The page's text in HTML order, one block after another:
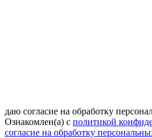
даю согласие на обработку
Ознакомлен(а) с политикой
согласие на обработку